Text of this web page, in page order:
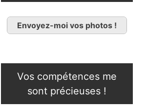
Envoyez-moi vos photos !
Vos compétences me
sont précieuses !